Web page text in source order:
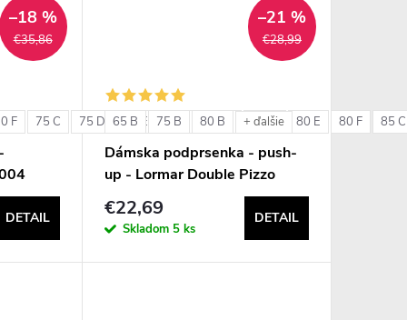
€35,86
–18 %
F 75 C 75 D 75 E 75 F 80 C 80 D 80 E 80 F 85 C
DETAIL
€28,99
–21 %
65 B 75 B 80 B + ďalšie
Dámska podprsenka - push-
up - Lormar Double Pizzo
€22,69
Skladom 5 ks
DETAIL